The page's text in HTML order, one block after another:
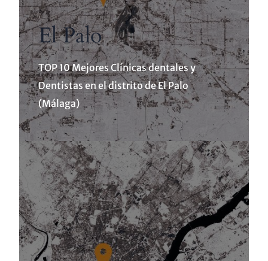
El Palo
TOP 10 Mejores Clínicas dentales y
Dentistas en el distrito de El Palo
(Málaga)